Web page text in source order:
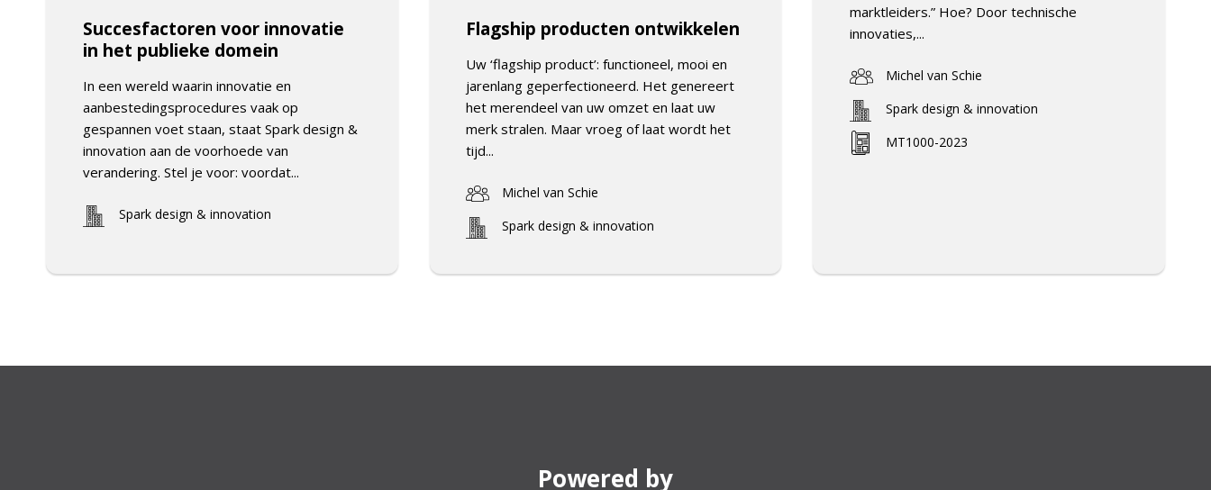
Succesfactoren voor innovatie
in het publieke domein
In een wereld waarin innovatie en
aanbestedingsprocedures vaak op
gespannen voet staan, staat Spark design &
innovation aan de voorhoede van
verandering. Stel je voor: voordat...
Spark design & innovation
Flagship producten ontwikkelen
Uw ‘flagship product’: functioneel, mooi en
jarenlang geperfectioneerd. Het genereert
het merendeel van uw omzet en laat uw
merk stralen. Maar vroeg of laat wordt het
tijd...
Michel van Schie
Spark design & innovation
marktleiders.” Hoe? Door technische
innovaties,...
Michel van Schie
Spark design & innovation
MT1000-2023
Powered by